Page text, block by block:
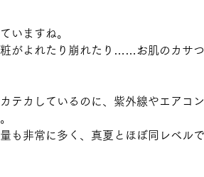
いますね。
がよれたり崩れたり……お肌のカサ
テカしているのに、紫外線やエアコ
も非常に多く、真夏とほぼ同レベル